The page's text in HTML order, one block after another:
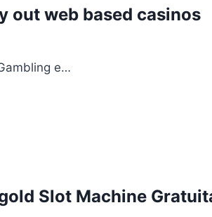
out web based casinos
e…
Slot Machine